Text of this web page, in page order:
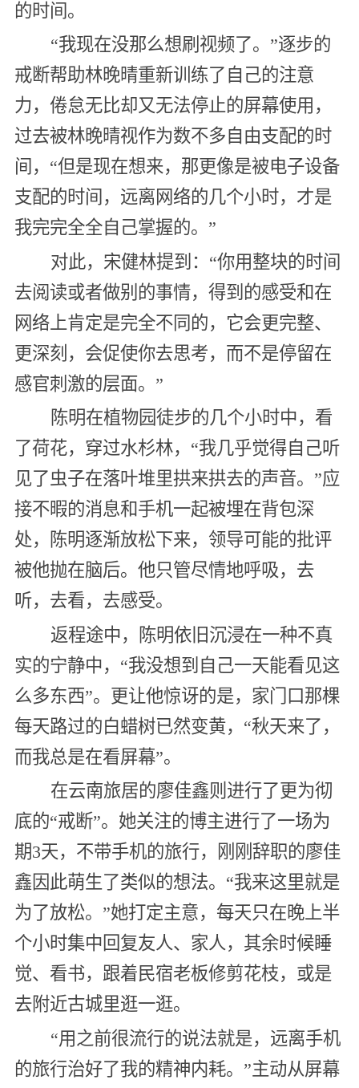
的时间。
“我现在没那么想刷视频了。”逐步的
戒断帮助林晚晴重新训练了自己的注意
力，倦怠无比却又无法停止的屏幕使用，
过去被林晚晴视作为数不多自由支配的时
间，“但是现在想来，那更像是被电子设备
支配的时间，远离网络的几个小时，才是
我完完全全自己掌握的。”
对此，宋健林提到：“你用整块的时间
去阅读或者做别的事情，得到的感受和在
网络上肯定是完全不同的，它会更完整、
更深刻，会促使你去思考，而不是停留在
感官刺激的层面。”
陈明在植物园徒步的几个小时中，看
了荷花，穿过水杉林，“我几乎觉得自己听
见了虫子在落叶堆里拱来拱去的声音。”应
接不暇的消息和手机一起被埋在背包深
处，陈明逐渐放松下来，领导可能的批评
被他抛在脑后。他只管尽情地呼吸，去
听，去看，去感受。
返程途中，陈明依旧沉浸在一种不真
实的宁静中，“我没想到自己一天能看见这
么多东西”。更让他惊讶的是，家门口那棵
每天路过的白蜡树已然变黄，“秋天来了，
而我总是在看屏幕”。
在云南旅居的廖佳鑫则进行了更为彻
底的“戒断”。她关注的博主进行了一场为
期3天，不带手机的旅行，刚刚辞职的廖佳
鑫因此萌生了类似的想法。“我来这里就是
为了放松。”她打定主意，每天只在晚上半
个小时集中回复友人、家人，其余时候睡
觉、看书，跟着民宿老板修剪花枝，或是
去附近古城里逛一逛。
“用之前很流行的说法就是，远离手机
的旅行治好了我的精神内耗。”主动从屏幕